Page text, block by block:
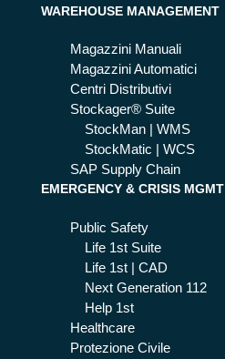
WAREHOUSE MANAGEMENT
Magazzini Manuali
Magazzini Automatici
Centri Distributivi
Stockager® Suite
StockMan | WMS
StockMatic | WCS
SAP Supply Chain
EMERGENCY & CRISIS MGMT
Public Safety
Life 1st Suite
Life 1st | CAD
Next Generation 112
Help 1st
Healthcare
Protezione Civile